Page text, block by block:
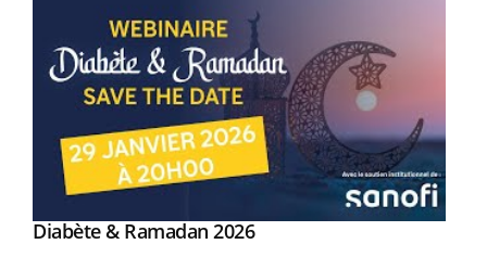
Youtube
Diabète & Ramadan 2026Youtube